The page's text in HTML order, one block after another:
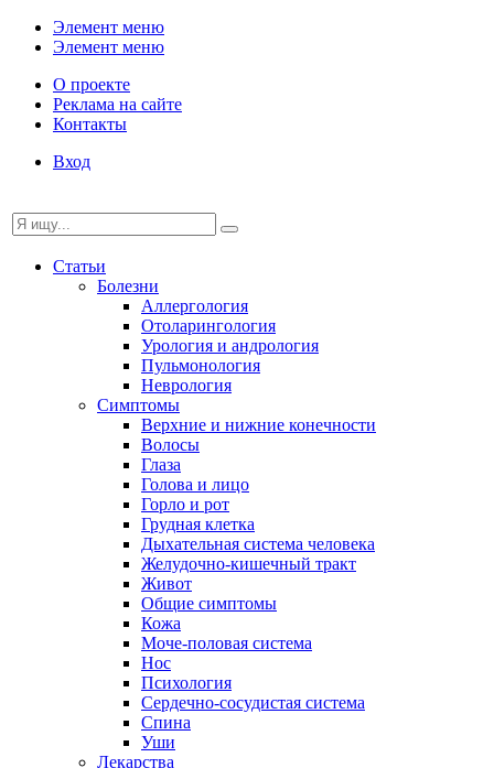
Элемент меню
Элемент меню
О проекте
Реклама на сайте
Контакты
Вход
Статьи
Болезни
Аллергология
Отоларингология
Урология и андрология
Пульмонология
Неврология
Симптомы
Верхние и нижние конечности
Волосы
Глаза
Голова и лицо
Горло и рот
Грудная клетка
Дыхательная система человека
Желудочно-кишечный тракт
Живот
Общие симптомы
Кожа
Моче-половая система
Нос
Психология
Сердечно-сосудистая система
Спина
Уши
Лекарства